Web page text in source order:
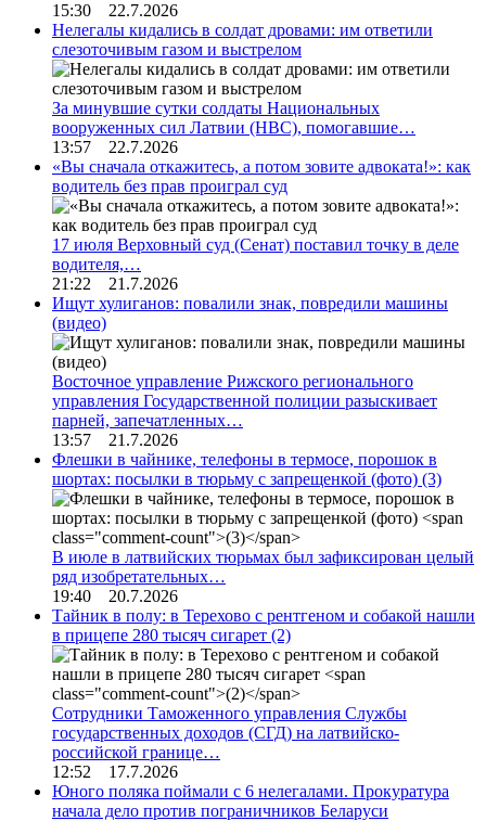
15:30 22.7.2026
Нелегалы кидались в солдат дровами: им ответили
слезоточивым газом и выстрелом
За минувшие сутки солдаты Национальных
вооруженных сил Латвии (НВС), помогавшие…
13:57 22.7.2026
«Вы сначала откажитесь, а потом зовите адвоката!»: как
водитель без прав проиграл суд
17 июля Верховный суд (Сенат) поставил точку в деле
водителя,…
21:22 21.7.2026
Ищут хулиганов: повалили знак, повредили машины
(видео)
Восточное управление Рижского регионального
управления Государственной полиции разыскивает
парней, запечатленных…
13:57 21.7.2026
Флешки в чайнике, телефоны в термосе, порошок в
шортах: посылки в тюрьму с запрещенкой (фото) (3)
В июле в латвийских тюрьмах был зафиксирован целый
ряд изобретательных…
19:40 20.7.2026
Тайник в полу: в Терехово с рентгеном и собакой нашли
в прицепе 280 тысяч сигарет (2)
Сотрудники Таможенного управления Службы
государственных доходов (СГД) на латвийско-
российской границе…
12:52 17.7.2026
Юного поляка поймали с 6 нелегалами. Прокуратура
начала дело против пограничников Беларуси